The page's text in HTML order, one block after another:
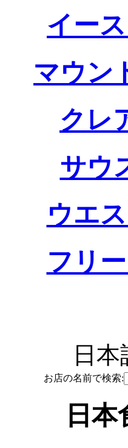
イー
マウン
クレ
サウ
ウエ
フリ
日
お店の名前で検索:
日